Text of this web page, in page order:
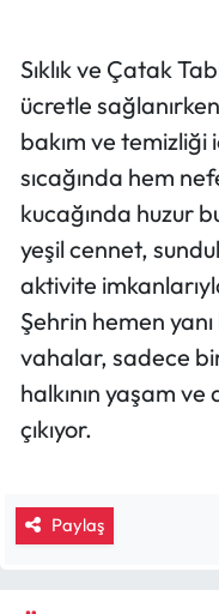
Sıklık ve Çatak
ücretle
bakım ve temizliği
sıcağında hem
kucağında huzur
yeşil cennet,
aktivite
Şehrin hemen
vahalar, sadece
halkının yaşam
çıkıyor.
Paylaş